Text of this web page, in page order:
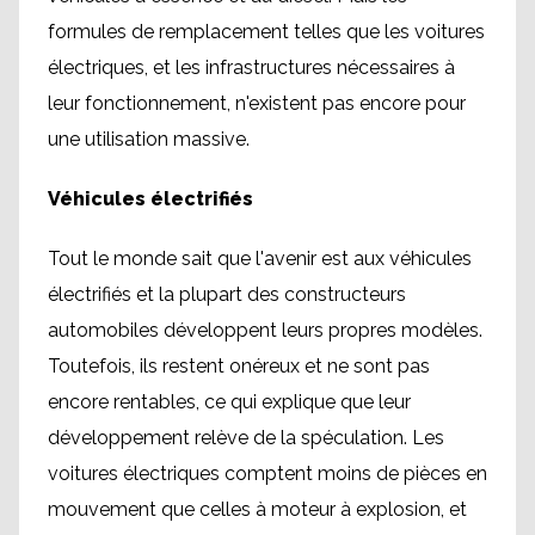
formules de remplacement telles que les voitures
électriques, et les infrastructures nécessaires à
leur fonctionnement, n'existent pas encore pour
une utilisation massive.
Véhicules électrifiés
Tout le monde sait que l'avenir est aux véhicules
électrifiés et la plupart des constructeurs
automobiles développent leurs propres modèles.
Toutefois, ils restent onéreux et ne sont pas
encore rentables, ce qui explique que leur
développement relève de la spéculation. Les
voitures électriques comptent moins de pièces en
mouvement que celles à moteur à explosion, et